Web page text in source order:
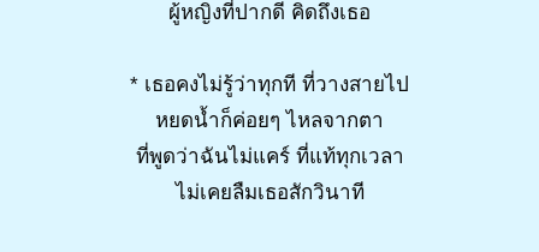
ผู้หญิงที่ปากดี คิดถึงเธอ
* เธอคงไม่รู้ว่าทุกที ที่วางสายไป
หยดน้ำก็ค่อยๆ ไหลจากตา
ที่พูดว่าฉันไม่แคร์ ที่แท้ทุกเวลา
ไม่เคยลืมเธอสักวินาที